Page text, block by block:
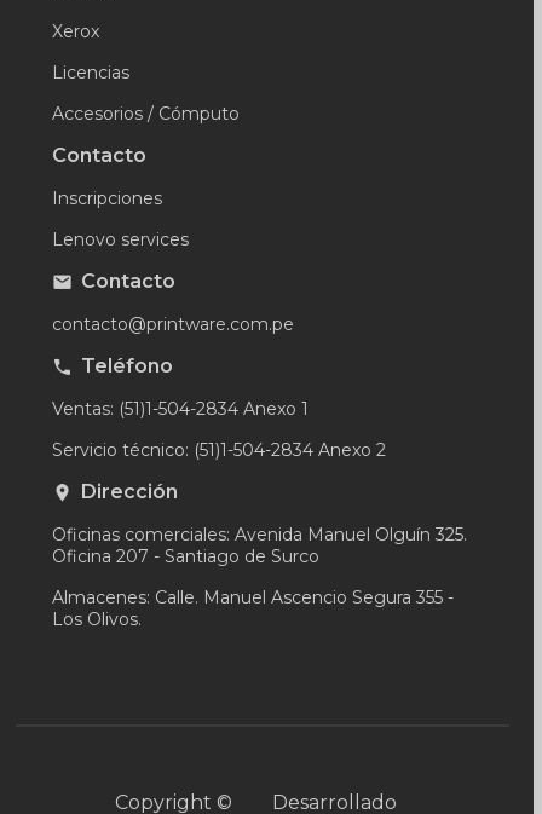
Xerox
Licencias
Accesorios / Cómputo
Contacto
Inscripciones
Lenovo services
Contacto
contacto@printware.com.pe
Teléfono
Ventas: (51)1-504-2834 Anexo 1
Servicio técnico: (51)1-504-2834 Anexo 2
Dirección
Oficinas comerciales: Avenida Manuel Olguín 325.
Oficina 207 - Santiago de Surco
Almacenes: Calle. Manuel Ascencio Segura 355 -
Los Olivos.
Copyright © Desarrollado